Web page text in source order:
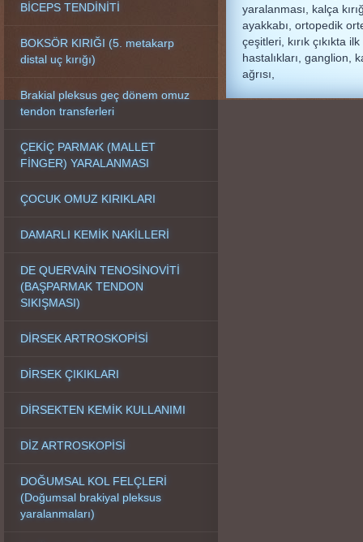
yaralanması, kalça
ayakkabı, ortopedik
çeşitleri, kırık çıkıkta
hastalıkları, ganglion,
ağrısı,
BİCEPS TENDİNİTİ
BOKSÖR KIRIĞI (5. metakarp
distal uç kırığı)
Brakial pleksus geç dönem omuz
tendon transferleri
ÇEKİÇ PARMAK (MALLET
FİNGER) YARALANMASI
ÇOCUK OMUZ KIRIKLARI
DAMARLI KEMİK NAKİLLERİ
DE QUERVAİN TENOSİNOVİTİ
(BAŞPARMAK TENDON
SIKIŞMASI)
DİRSEK ARTROSKOPİSİ
DİRSEK ÇIKIKLARI
DİRSEKTEN KEMİK KULLANIMI
DİZ ARTROSKOPİSİ
DOĞUMSAL KOL FELÇLERİ
(Doğumsal brakiyal pleksus
yaralanmaları)